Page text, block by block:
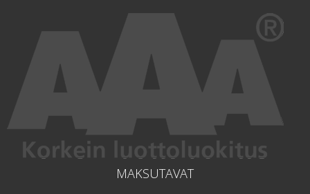
MAKSUTAVAT